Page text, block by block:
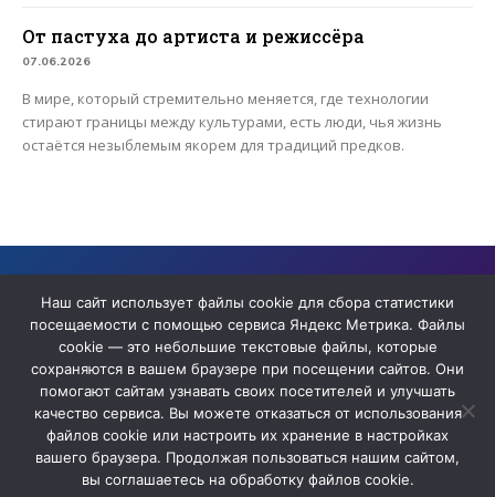
От пастуха до артиста и режиссёра
07.06.2026
В мире, который стремительно меняется, где технологии
стирают границы между культурами, есть люди, чья жизнь
остаётся незыблемым якорем для традиций предков.
прекратившего деятельность в качестве СМИ
Наш сайт использует файлы cookie для сбора статистики
посещаемости с помощью сервиса Яндекс Метрика. Файлы
cookie — это небольшие текстовые файлы, которые
сохраняются в вашем браузере при посещении сайтов. Они
помогают сайтам узнавать своих посетителей и улучшать
качество сервиса. Вы можете отказаться от использования
файлов cookie или настроить их хранение в настройках
вашего браузера. Продолжая пользоваться нашим сайтом,
вы соглашаетесь на обработку файлов cookie.